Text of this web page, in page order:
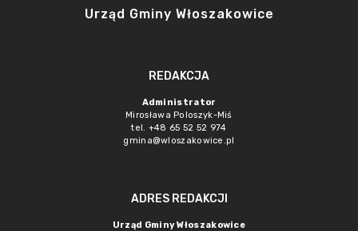
Urząd Gminy Włoszakowice
REDAKCJA
Administrator
Mirosława Poloszyk-Miś
tel. +48 65 52 52 974
gmina@wloszakowice.pl
ADRES REDAKCJI
Urząd Gminy Włoszakowice